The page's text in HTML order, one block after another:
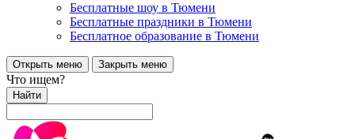
Бесплатные шоу в Тюмени
Бесплатные праздники в Тюмени
Бесплатное образование в Тюмени
Открыть меню Закрыть меню
Что ищем?
Найти